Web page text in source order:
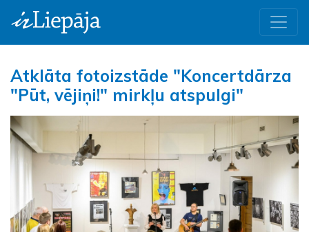
Atklāta fotoizstāde "Koncertdārza
"Pūt, vējiņi!" mirkļu atspulgi"